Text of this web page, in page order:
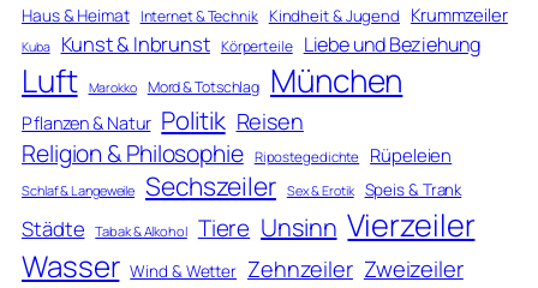
Haus & Heimat Internet & Technik Kindheit & Jugend Krummzeiler
Kuba Kunst & Inbrunst Körperteile Liebe und Beziehung
Luft Marokko Mord & Totschlag München
Pflanzen & Natur Politik Reisen
Religion & Philosophie Ripostegedichte Rüpeleien
Schlaf & Langeweile Sechszeiler Sex & Erotik Speis & Trank
Städte Tabak & Alkohol Tiere Unsinn Vierzeiler
Wasser Wind & Wetter Zehnzeiler Zweizeiler